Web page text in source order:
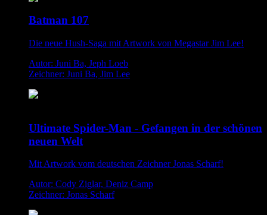
Batman 107
Die neue Hush-Saga mit Artwork von Megastar Jim Lee!
Autor: Juni Ba, Jeph Loeb
Zeichner: Juni Ba, Jim Lee
Ultimate Spider-Man - Gefangen in der schönen
neuen Welt
Mit Artwork vom deutschen Zeichner Jonas Scharf!
Autor: Cody Ziglar, Deniz Camp
Zeichner: Jonas Scharf